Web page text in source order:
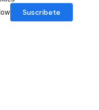
Suscríbete